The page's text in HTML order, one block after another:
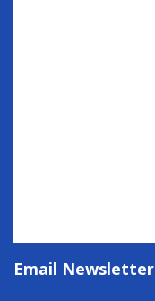
Email Newsletter